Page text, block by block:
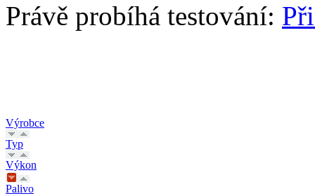
Právě probíhá testování:
Výrobce
Typ
Výkon
Palivo